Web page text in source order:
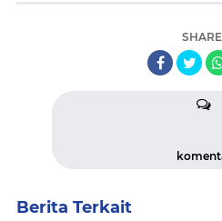
SHARE
Berita Terkait